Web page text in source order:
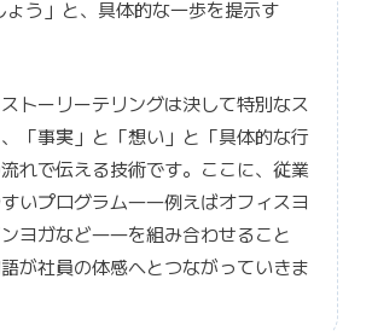
ょう」と、具体的な一歩を提示す
トーリーテリングは決して特別なス
「事実」と「想い」と「具体的な行
れで伝える技術です。ここに、従業
いプログラム――例えばオフィスヨ
ヨガなど――を組み合わせること
が社員の体感へとつながっていきま